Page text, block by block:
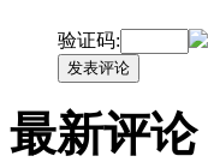
验证码:
发表评论
最新评论